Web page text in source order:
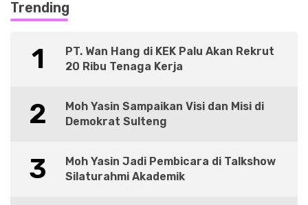
Trending
1
PT. Wan Hang di KEK Palu Akan Rekrut
20 Ribu Tenaga Kerja
2
Moh Yasin Sampaikan Visi dan Misi di
Demokrat Sulteng
3
Moh Yasin Jadi Pembicara di Talkshow
Silaturahmi Akademik